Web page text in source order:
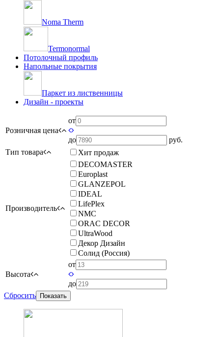
Noma Therm
Termonormal
Потолочный профиль
Напольные покрытия
Паркет из лиственницы
Дизайн - проекты
Розничная цена
от
до
руб.
Тип товара
Хит продаж
Производитель
DECOMASTER
Europlast
GLANZEPOL
IDEAL
LifePlex
NMC
ORAC DECOR
UltraWood
Декор Дизайн
Солид (Россия)
Высота
от
до
Сбросить
Показать